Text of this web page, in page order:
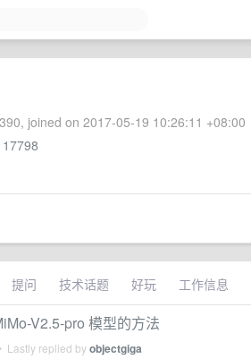
joined on 2017-05-19 10:26:11 +08:00
17798
提问 技术话题 好玩 工作信息
V2.5-pro 模型的方法
• Lastly replied byobjectgiga